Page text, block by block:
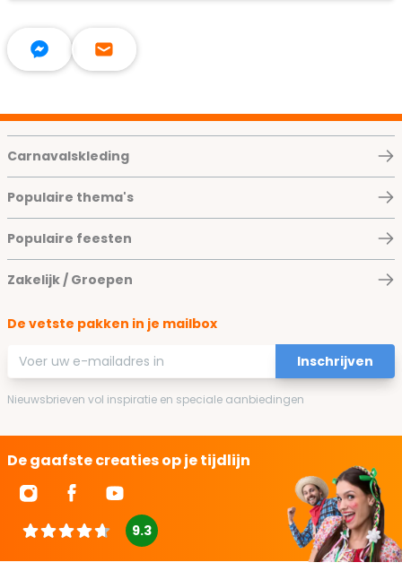
Carnavalskleding
Populaire thema's
Populaire feesten
Zakelijk / Groepen
De vetste pakken in je mailbox
E-mailadres
Inschrijven
Nieuwsbrieven vol inspiratie en speciale aanbiedingen
De gaafste creaties op je tijdlijn
9.3